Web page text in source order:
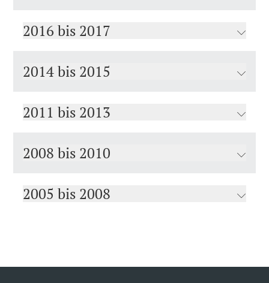
2016 bis 2017
2014 bis 2015
2011 bis 2013
2008 bis 2010
2005 bis 2008